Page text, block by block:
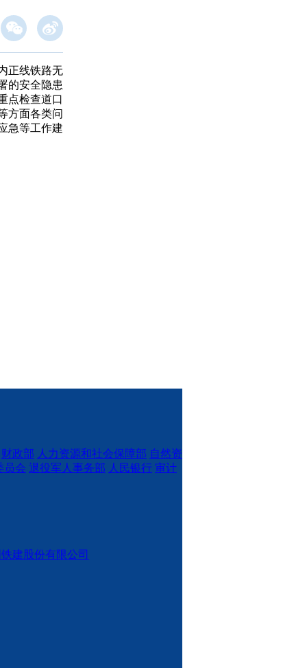
正线铁路无
的安全隐患
点检查道口
方面各类问
急等工作建
财政部 人力资源和社会保障部 自然资
员会 退役军人事务部 人民银行 审计
建股份有限公司